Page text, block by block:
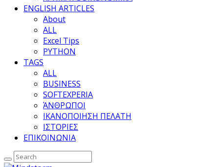
ENGLISH ARTICLES
About
ALL
Excel Tips
PYTHON
TAGS
ALL
BUSINESS
SOFTEXPERIA
ΆΝΘΡΩΠΟΙ
ΙΚΑΝΟΠΟΙΗΣΗ ΠΕΛΑΤΗ
ΙΣΤΟΡΙΕΣ
ΕΠΙΚΟΙΝΩΝΙΑ